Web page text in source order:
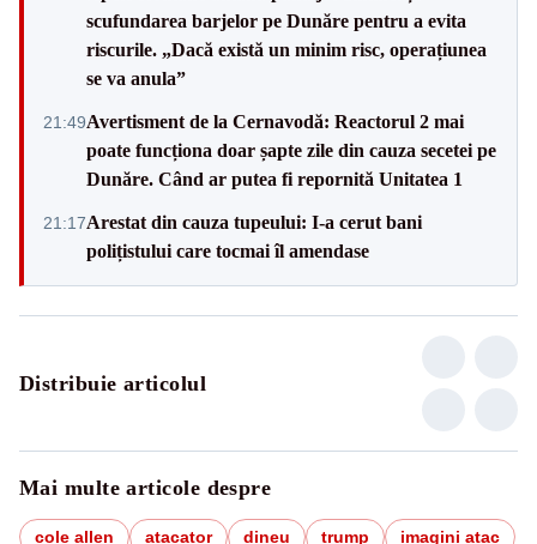
scufundarea barjelor pe Dunăre pentru a evita
riscurile. „Dacă există un minim risc, operațiunea
se va anula”
21:49Avertisment de la Cernavodă: Reactorul 2 mai
poate funcționa doar șapte zile din cauza secetei pe
Dunăre. Când ar putea fi repornită Unitatea 1
21:17Arestat din cauza tupeului: I-a cerut bani
polițistului care tocmai îl amendase
Distribuie articolul
Mai multe articole despre
cole allen atacator dineu trump imagini atac